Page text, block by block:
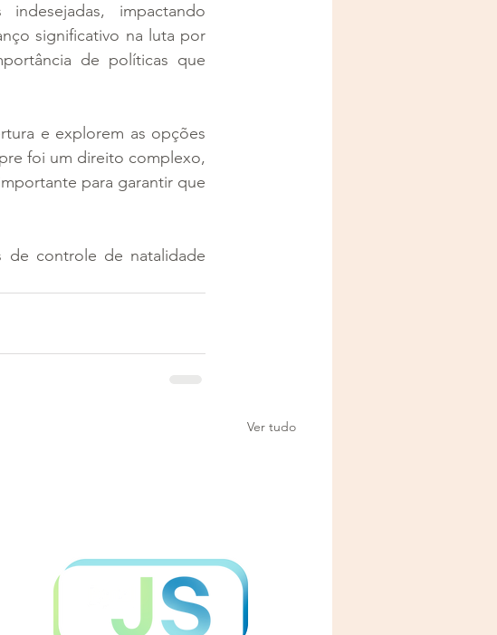
impactando
significativo na luta por
de políticas que
e explorem as opções
foi um direito complexo,
para garantir que
de controle de natalidade
Ver tudo